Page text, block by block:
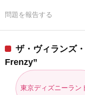
問題を報告する
ザ・ヴィランズ
Frenzy”
東京ディズニーラン